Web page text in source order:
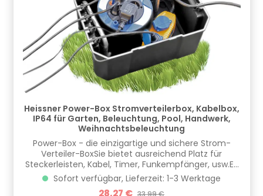
Heissner Power-Box Stromverteilerbox, Kabelbox,
IP64 für Garten, Beleuchtung, Pool, Handwerk,
Weihnachtsbeleuchtung
Power-Box - die einzigartige und sichere Strom-
Verteiler-BoxSie bietet ausreichend Platz für
Steckerleisten, Kabel, Timer, Funkempfänger, usw.Es
handelt sich um eine sehr stabile Ausführung, die bis
80kg belastbar ist und somit auch eingegraben
Sofort verfügbar, Lieferzeit: 1-3 Werktage
Verkaufspreis:
28,27 € Regulärer Preis:
33,99 €